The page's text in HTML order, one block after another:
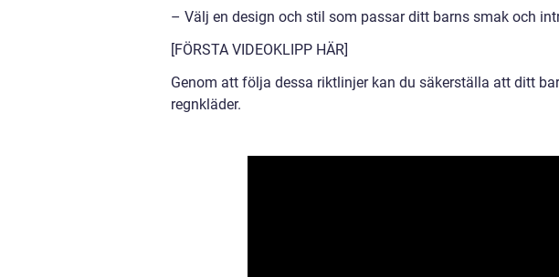
– Välj en design och stil som passar ditt barns smak och
[FÖRSTA VIDEOKLIPP HÄR]
Genom att följa dessa riktlinjer kan du säkerställa att ditt
regnkläder.